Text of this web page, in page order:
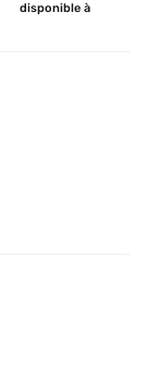
disponible à